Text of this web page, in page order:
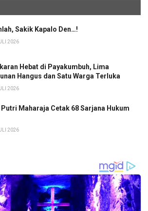
Sakik Kapalo Den…!
2026
Hebat di Payakumbuh, Lima
Hangus dan Satu Warga Terluka
2026
Putri Maharaja Cetak 68 Sarjana Hukum
2026